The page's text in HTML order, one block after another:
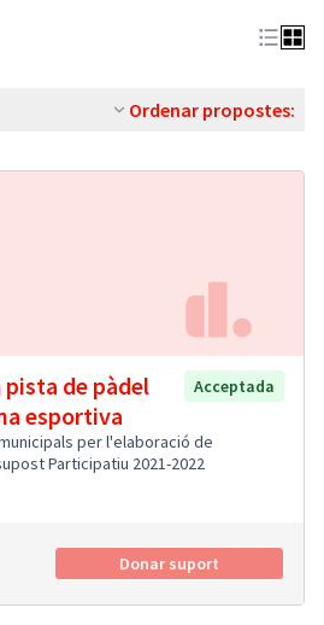
Ordenar propostes:
de pàdel
esportiva
Acceptada
per l'elaboració de
Participatiu 2021-2022
Donar suport